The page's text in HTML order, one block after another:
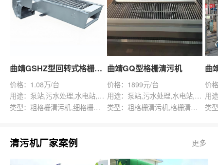
曲靖GSHZ型回转式格栅除污机
价格：1.08万/台
用途：泵站,污水处理,水电站,自来水厂,渠道,水产养殖,化工,纺织,给排水工程
类型：粗格栅清污机,细格栅清污机,格栅清污机,回转式清污机
曲靖GQ型格栅清污机
价格：1899元/台
用途：泵站,污水处理,水电站,自来水厂,给排水工程
类型：粗格栅清污机,格栅清污机,回转式清污机
价
清污机厂家案例 更多